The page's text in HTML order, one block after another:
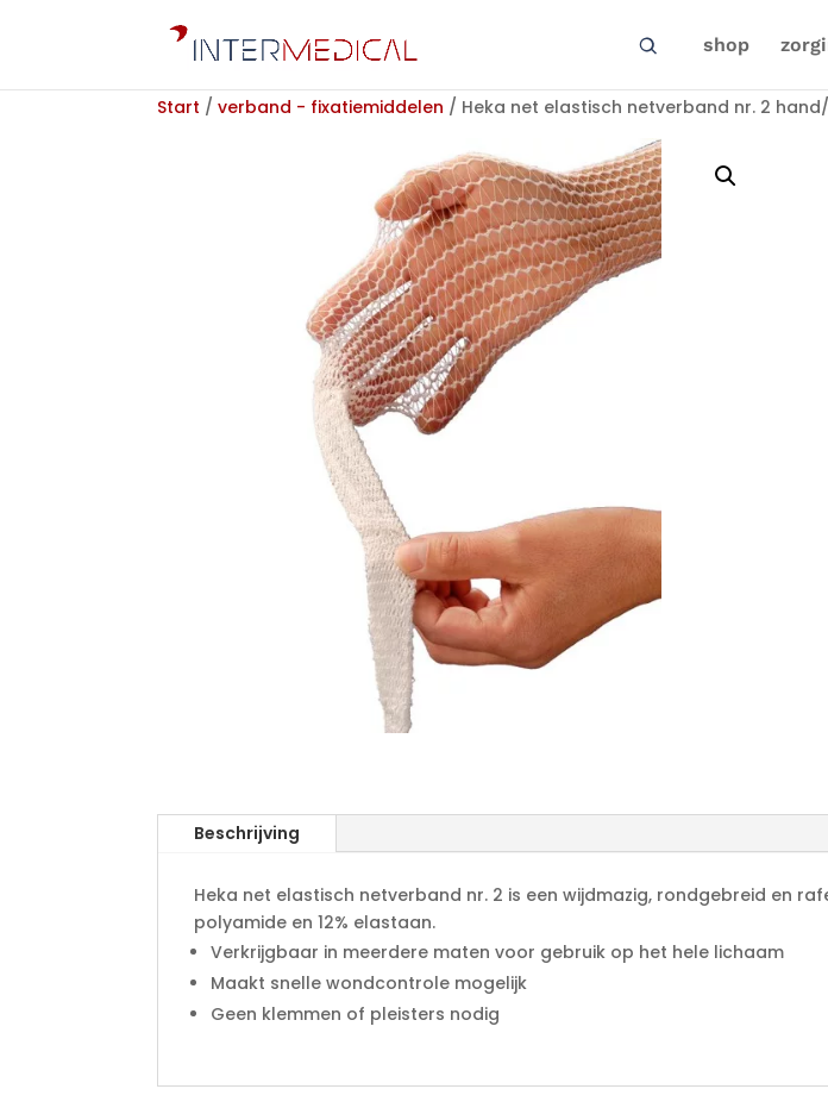
shop
Start / verband - fixatiemiddelen / Heka net elastisch netverband nr. 2
Beschrijving
Heka net elastisch netverband nr. 2 is een wijdmazig, rondgebreid en
polyamide en 12% elastaan.
Verkrijgbaar in meerdere maten voor gebruik op het hele lichaam
Maakt snelle wondcontrole mogelijk
Geen klemmen of pleisters nodig